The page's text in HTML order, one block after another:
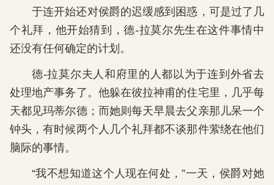
于连开始还对侯爵的迟缓感到困惑，可是过了几
个礼拜，他开始猜到，德-拉莫尔先生在这件事情中
还没有任何确定的计划。
德-拉莫尔夫人和府里的人都以为于连到外省去
处理地产事务了。他躲在彼拉神甫的住宅里，几乎每
天都见玛蒂尔德；而她则每天早晨去父亲那儿呆一个
钟头，有时候两个人几个礼拜都不谈那件萦绕在他们
脑际的事情。
“我不想知道这个人现在何处，”一天，侯爵对她